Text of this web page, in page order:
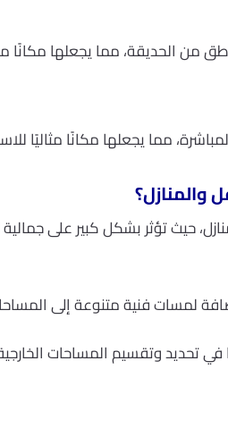
الحديقة، مما يجعلها مكانًا
مما يجعلها مكانًا مثاليًا
والمنازل؟
حيث تؤثر بشكل كبير على
لمسات فنية متنوعة إلى
في تحديد وتقسيم المساحات